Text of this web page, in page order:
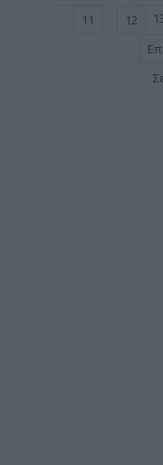
11
12